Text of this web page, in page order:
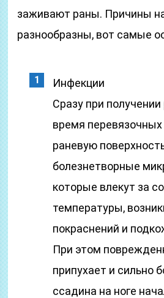
заживают раны. Причины
разнообразны, вот самые
Инфекции
Сразу при
время
раневую
болезнетворные
которые влекут за
температуры,
покраснений и
При этом
припухает и сильно
ссадина на ноге